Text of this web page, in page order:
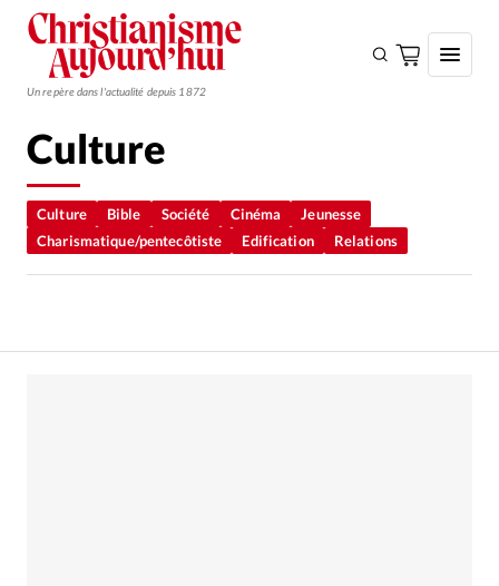
Un repère dans l'actualité depuis 1872
Monde
Eglises
Culture
Culture Bible Société Cinéma
Jeunesse
Charismatique/pentecôtiste
Edification Relations